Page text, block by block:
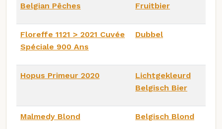
Belgian Pêches Fruitbier
Floreffe 1121 > 2021 Cuvée
Spéciale 900 Ans
Dubbel
Hopus Primeur 2020
Lichtgekleurd
Belgisch Bier
Malmedy Blond Belgisch Blond